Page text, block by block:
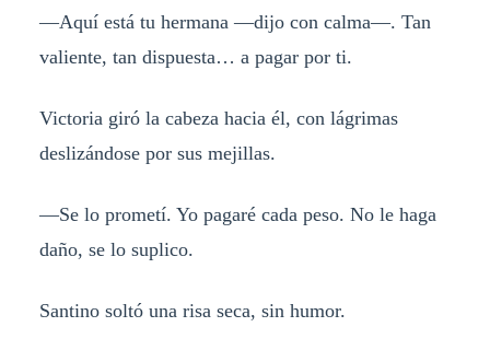
—Aquí está tu hermana —dijo con calma—. Tan
valiente, tan dispuesta… a pagar por ti.
Victoria giró la cabeza hacia él, con lágrimas
deslizándose por sus mejillas.
—Se lo prometí. Yo pagaré cada peso. No le haga
daño, se lo suplico.
Santino soltó una risa seca, sin humor.